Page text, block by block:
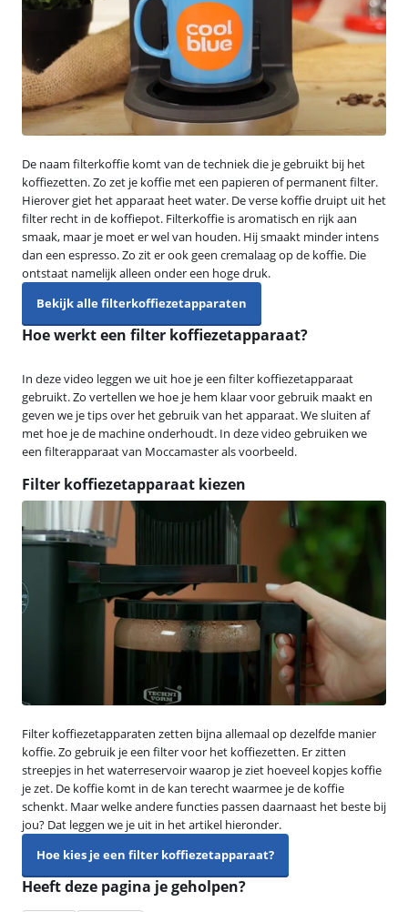
De naam filterkoffie komt van de techniek die je gebruikt bij het
koffiezetten. Zo zet je koffie met een papieren of permanent filter.
Hierover giet het apparaat heet water. De verse koffie druipt uit het
filter recht in de koffiepot. Filterkoffie is aromatisch en rijk aan
smaak, maar je moet er wel van houden. Hij smaakt minder intens
dan een espresso. Zo zit er ook geen cremalaag op de koffie. Die
ontstaat namelijk alleen onder een hoge druk.
Bekijk alle filterkoffiezetapparaten
Hoe werkt een filter koffiezetapparaat?
In deze video leggen we uit hoe je een filter koffiezetapparaat
gebruikt. Zo vertellen we hoe je hem klaar voor gebruik maakt en
geven we je tips over het gebruik van het apparaat. We sluiten af
met hoe je de machine onderhoudt. In deze video gebruiken we
een filterapparaat van Moccamaster als voorbeeld.
Filter koffiezetapparaat kiezen
Filter koffiezetapparaten zetten bijna allemaal op dezelfde manier
koffie. Zo gebruik je een filter voor het koffiezetten. Er zitten
streepjes in het waterreservoir waarop je ziet hoeveel kopjes koffie
je zet. De koffie komt in de kan terecht waarmee je de koffie
schenkt. Maar welke andere functies passen daarnaast het beste bij
jou? Dat leggen we je uit in het artikel hieronder.
Hoe kies je een filter koffiezetapparaat?
Heeft deze pagina je geholpen?